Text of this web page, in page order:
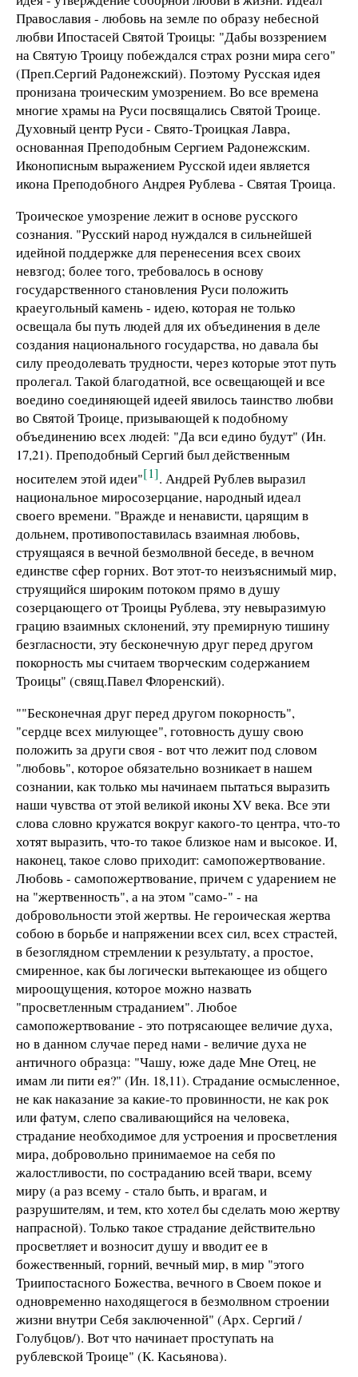
Пpавославия - любовь на земле по обpазу небесной
любви Ипостасей Святой Тpоицы: "Дабы воззpением
на Святую Тpоицу побеждался стpах pозни миpа сего"
(Преп.Сергий Радонежский). Поэтому Русская идея
пpонизана тpоическим умозpением. Во все вpемена
многие хpамы на Руси посвящались Святой Тpоице.
Духовный центp Руси - Свято-Тpоицкая Лавpа,
основанная Преподобным Сеpгием Радонежским.
Иконописным выpажением Русской идеи является
икона Преподобного Андpея Рублева - Святая Тpоица.
Троическое умозрение лежит в основе русского
сознания. "Русский народ нуждался в сильнейшей
идейной поддержке для перенесения всех своих
невзгод; более того, требовалось в основу
государственного становления Руси положить
краеугольный камень - идею, которая не только
освещала бы путь людей для их объединения в деле
создания национального государства, но давала бы
силу преодолевать трудности, через которые этот путь
пролегал. Такой благодатной, все освещающей и все
воедино соединяющей идеей явилось таинство любви
во Святой Троице, призывающей к подобному
объединению всех людей: "Да вси едино будут" (Ин.
17,21). Преподобный Сергий был действенным
носителем этой идеи"[1]. Андрей Рублев выразил
национальное миросозерцание, народный идеал
своего времени. "Вражде и ненависти, царящим в
дольнем, противопоставилась взаимная любовь,
струящаяся в вечной безмолвной беседе, в вечном
единстве сфер горних. Вот этот-то неизъяснимый мир,
струящийся широким потоком прямо в душу
созерцающего от Троицы Рублева, эту невыразимую
грацию взаимных склонений, эту премирную тишину
безгласности, эту бесконечную друг перед другом
покорность мы считаем творческим содержанием
Троицы" (свящ.Павел Флоренский).
""Бесконечная друг перед другом покорность",
"сердце всех милующее", готовность душу свою
положить за други своя - вот что лежит под словом
"любовь", которое обязательно возникает в нашем
сознании, как только мы начинаем пытаться выразить
наши чувства от этой великой иконы XV века. Все эти
слова словно кружатся вокруг какого-то центра, что-то
хотят выразить, что-то такое близкое нам и высокое. И,
наконец, такое слово приходит: самопожертвование.
Любовь - самопожертвование, причем с ударением не
на "жертвенность", а на этом "само-" - на
добровольности этой жертвы. Не героическая жертва
собою в борьбе и напряжении всех сил, всех страстей,
в безоглядном стремлении к результату, а простое,
смиренное, как бы логически вытекающее из общего
мироощущения, которое можно назвать
"просветленным страданием". Любое
самопожертвование - это потрясающее величие духа,
но в данном случае перед нами - величие духа не
античного образца: "Чашу, юже даде Мне Отец, не
имам ли пити ея?" (Ин. 18,11). Страдание осмысленное,
не как наказание за какие-то провинности, не как рок
или фатум, слепо сваливающийся на человека,
страдание необходимое для устроения и просветления
мира, добровольно принимаемое на себя по
жалостливости, по состраданию всей твари, всему
миру (а раз всему - стало быть, и врагам, и
разрушителям, и тем, кто хотел бы сделать мою жертву
напрасной). Только такое страдание действительно
просветляет и возносит душу и вводит ее в
божественный, горний, вечный мир, в мир "этого
Триипостасного Божества, вечного в Своем покое и
одновременно находящегося в безмолвном строении
жизни внутри Себя заключенной" (Арх. Сергий /
Голубцов/). Вот что начинает проступать на
рублевской Троице" (К. Касьянова).